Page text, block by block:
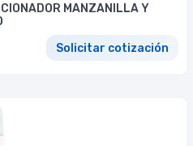
MANZANILLA Y
Solicitar cotización